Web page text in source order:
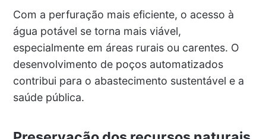
Com a perfuração mais eficiente, o acesso à
água potável se torna mais viável,
especialmente em áreas rurais ou carentes. O
desenvolvimento de poços automatizados
contribui para o abastecimento sustentável e a
saúde pública.